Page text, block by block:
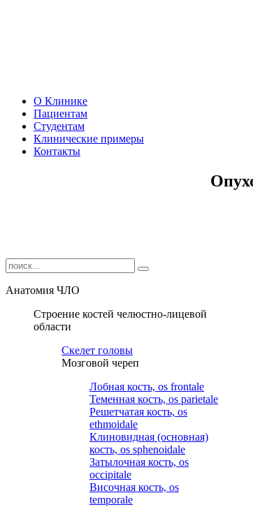
О Клинике
Пациентам
Студентам
Клинические примеры
Контакты
Анатомия ЧЛО
Строение костей челюстно-лицевой
области
Cкелет головы
Мозговой череп
Лобная кость, os frontale
Теменная кость, os parietale
Решетчатая кость, os
ethmoidale
Клиновидная (основная)
кость, os sphenoidale
Затылочная кость, os
occipitale
Височная кость, os
temporale